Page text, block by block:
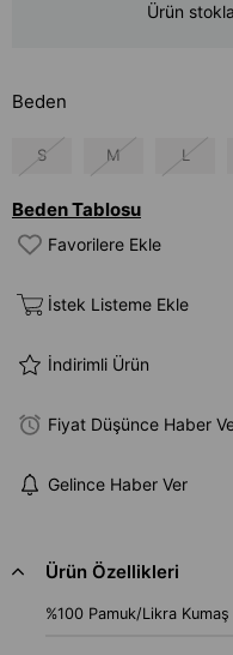
Ürün
Beden
S M L
Beden Tablosu
Favorilere Ekle
İstek Listeme Ekle
İndirimli Ürün
Fiyat Düşünce Haber
Gelince Haber Ver
Ürün Özellikleri
%100 Pamuk/Likra